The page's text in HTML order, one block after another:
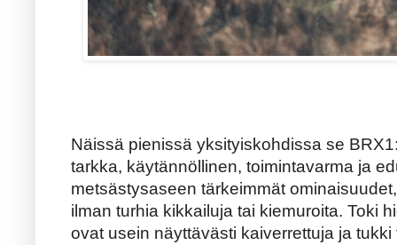
Näissä pienissä yksityiskohdissa se
tarkka, käytännöllinen, toimintavarma ja
metsästysaseen tärkeimmät
ilman turhia kikkailuja tai kiemuroita. Toki
ovat usein näyttävästi kaiverrettuja ja